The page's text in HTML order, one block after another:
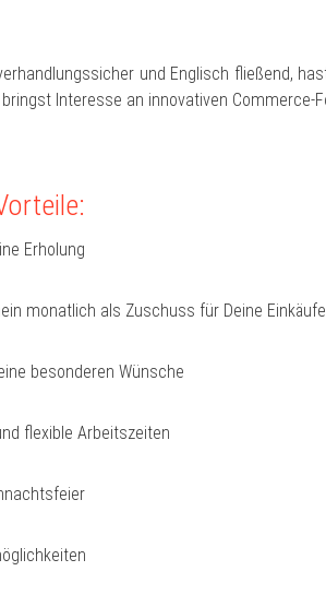
und Englisch fließend,
Interesse an innovativen Commerce-
Erholung
monatlich als Zuschuss für Deine Einkäufe
besonderen Wünsche
flexible Arbeitszeiten